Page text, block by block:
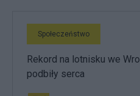
Społeczeństwo
Rekord na lotnisku we
podbiły serca